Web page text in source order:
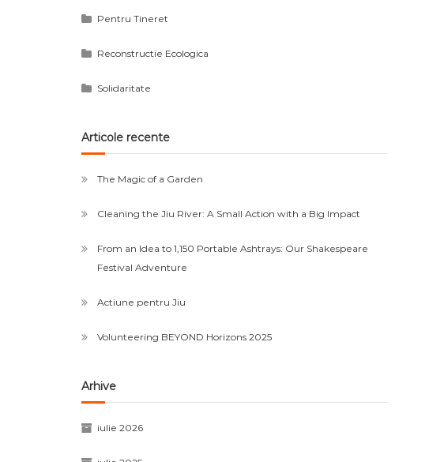
Pentru Tineret
Reconstructie Ecologica
Solidaritate
Articole recente
The Magic of a Garden
Cleaning the Jiu River: A Small Action with a Big Impact
From an Idea to 1,150 Portable Ashtrays: Our Shakespeare
Festival Adventure
Actiune pentru Jiu
Volunteering BEYOND Horizons 2025
Arhive
iulie 2026